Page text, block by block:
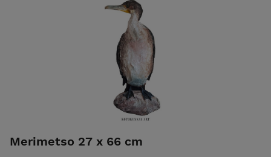
Härkönen-Rand / Kotokunnas Art Huomaathan, että teokset
värit verkkokaupassa saattavat vaihdella katselulaitteen
näytöstä riippuen. Instagram Facebook
Merimetso 27 x 66 cm